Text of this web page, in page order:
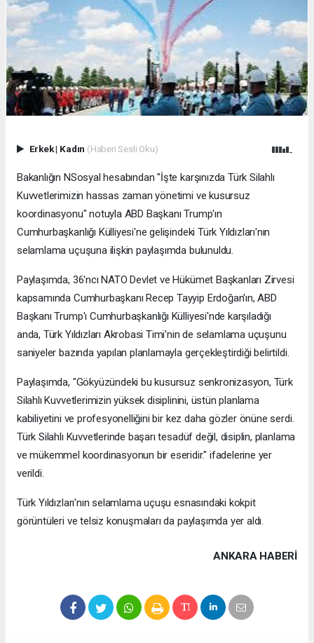
Erkek| Kadın (Haberi Sesli Oku)
Bakanlığın NSosyal hesabından "İşte karşınızda Türk Silahlı
Kuvvetlerimizin hassas zaman yönetimi ve kusursuz
koordinasyonu" notuyla ABD Başkanı Trump'ın
Cumhurbaşkanlığı Külliyesi'ne gelişindeki Türk Yıldızları'nın
selamlama uçuşuna ilişkin paylaşımda bulunuldu.
Paylaşımda, 36'ncı NATO Devlet ve Hükümet Başkanları Zirvesi
kapsamında Cumhurbaşkanı Recep Tayyip Erdoğan'ın, ABD
Başkanı Trump'ı Cumhurbaşkanlığı Külliyesi'nde karşıladığı
anda, Türk Yıldızları Akrobasi Timi'nin de selamlama uçuşunu
saniyeler bazında yapılan planlamayla gerçekleştirdiği belirtildi.
Paylaşımda, "Gökyüzündeki bu kusursuz senkronizasyon, Türk
Silahlı Kuvvetlerimizin yüksek disiplinini, üstün planlama
kabiliyetini ve profesyonelliğini bir kez daha gözler önüne serdi.
Türk Silahlı Kuvvetlerinde başarı tesadüf değil, disiplin, planlama
ve mükemmel koordinasyonun bir eseridir." ifadelerine yer
verildi.
Türk Yıldızları'nın selamlama uçuşu esnasındaki kokpit
görüntüleri ve telsiz konuşmaları da paylaşımda yer aldı.
ANKARA HABERİ